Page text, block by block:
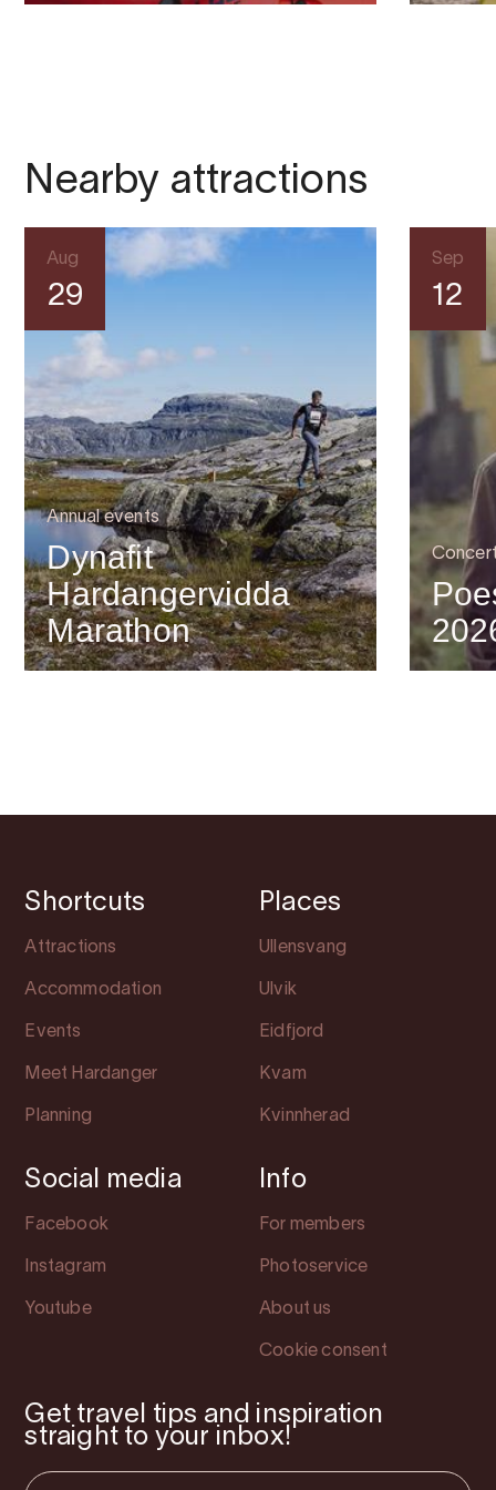
Nearby attractions
Aug
29
Annual events
Dynafit
Hardangervidda
Marathon
Sep
12
Shortcuts
Attractions
Accommodation
Events
Meet Hardanger
Planning
Places
Ullensvang
Ulvik
Eidfjord
Kvam
Kvinnherad
Social media
Facebook
Instagram
Youtube
Info
For members
Photoservice
About us
Cookie consent
Get travel tips and inspiration
straight to your inbox!